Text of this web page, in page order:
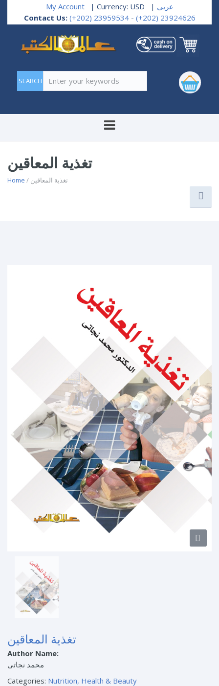
My Account | Currency: USD | عربي
Contact Us: (+202) 23959534 - (+202) 23924626
Enter your keywords
تغذية المعاقين
Home / تغذية المعاقين
تغذية المعاقين
Author Name:
محمد نجاتى
Categories: Nutrition, Health & Beauty